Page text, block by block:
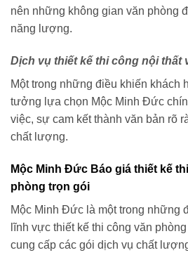
nên những không gian văn phòng
năng lượng.
Dịch vụ thiết kế thi công nội thất
Một trong những điều khiến khách
tưởng lựa chọn Mộc Minh Đức
việc, sự cam kết thành văn bản rõ
chất lượng.
Mộc Minh Đức Báo giá thiết kế
phòng trọn gói
Mộc Minh Đức là một trong những
lĩnh vực thiết kế thi công văn
cung cấp các gói dịch vụ chất